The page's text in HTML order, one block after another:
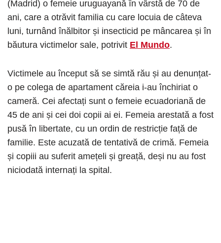
(Madrid) o femeie uruguayană în vârstă de 70 de
ani, care a otrăvit familia cu care locuia de câteva
luni, turnând înălbitor și insecticid pe mâncarea și în
băutura victimelor sale, potrivit El Mundo.
Victimele au început să se simtă rău și au denunțat-
o pe colega de apartament căreia i-au închiriat o
cameră. Cei afectați sunt o femeie ecuadoriană de
45 de ani și cei doi copii ai ei. Femeia arestată a fost
pusă în libertate, cu un ordin de restricție față de
familie. Este acuzată de tentativă de crimă. Femeia
și copiii au suferit amețeli și greață, deși nu au fost
niciodată internați la spital.